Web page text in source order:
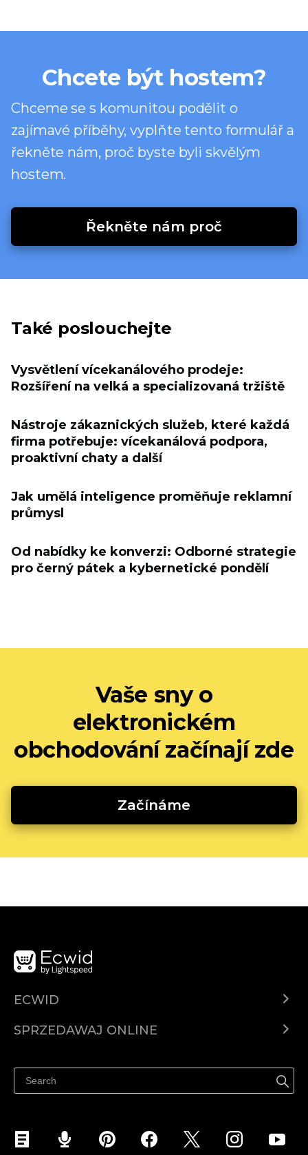
Chcete být hostem?
Chceme se s komunitou podělit o
zajímavé příběhy, vyplňte tento formulář a
řekněte nám, proč byste byli skvělým
hostem.
Řekněte nám proč
Také poslouchejte
Vysvětlení vícekanálového prodeje:
Rozšíření na velká a specializovaná tržiště
Nástroje zákaznických služeb, které každá
firma potřebuje: vícekanálová podpora,
proaktivní chaty a další
Jak umělá inteligence proměňuje reklamní
průmysl
Od nabídky ke konverzi: Odborné strategie
pro černý pátek a kybernetické pondělí
Vaše sny o
elektronickém
obchodování začínají zde
Začínáme
ECWID
Cena
SPRZEDAWAJ ONLINE
Sprzedawaj na Facebooku
Sprzedawaj na Instagramie